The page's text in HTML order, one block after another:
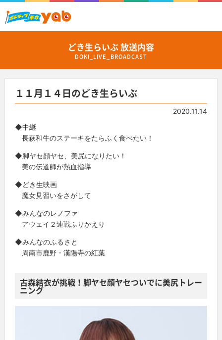
どき生らいぶ 放送内容
DOKI_LIVE_BROADCAST
１１月１４日のどき生らいぶ
2020.11.14
◆中継
長萩和牛のステーキをたらふく食べたい！
◆脚ヤセ顔ヤセ、美尻になりたい！
美の伝道師が熱血指導
◆どき生映画
魔女見習いをさがして
◆みんなのレノファ
アウェイ２連戦ふりかえり
◆みんなのふるさと
周南市鹿野・漢陽寺の紅葉
古森結衣が挑戦！脚ヤセ顔ヤセついでに美尻トレー
ニング